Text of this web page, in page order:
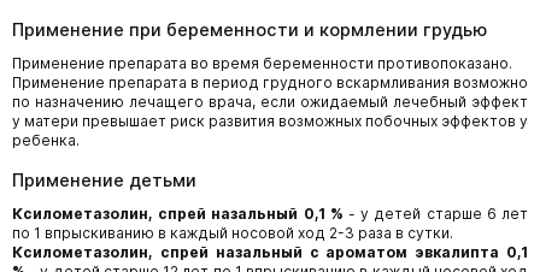
Применение при беременности и кормлении грудью
Применение препарата во время беременности противопоказано.
Применение препарата в период грудного вскармливания возможно
по назначению лечащего врача, если ожидаемый лечебный эффект
у матери превышает риск развития возможных побочных эффектов у
ребенка.
Применение детьми
Ксилометазолин, спрей назальный 0,1 % - у детей старше 6 лет
по 1 впрыскиванию в каждый носовой ход 2-3 раза в сутки.
Ксилометазолин, спрей назальный с ароматом эвкалипта 0,1